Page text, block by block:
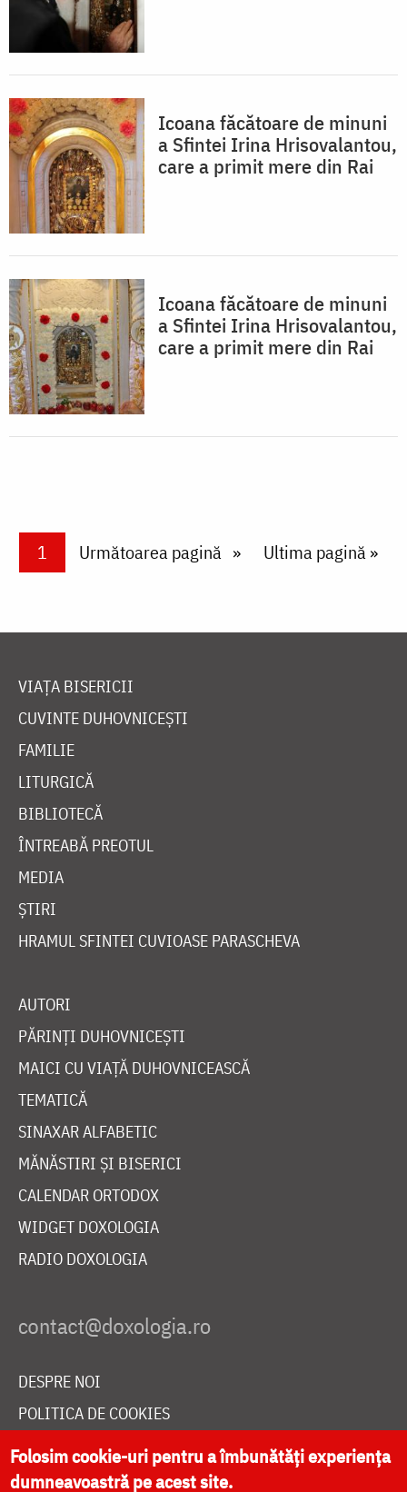
Icoana făcătoare de minuni
a Sfintei Irina Hrisovalantou,
care a primit mere din Rai
Icoana făcătoare de minuni
a Sfintei Irina Hrisovalantou,
care a primit mere din Rai
PaginareCurrent page
1 Next page
Următoarea pagină Last page
Ultima pagină »
VIAȚA BISERICII
CUVINTE DUHOVNICEȘTI
FAMILIE
LITURGICĂ
BIBLIOTECĂ
ÎNTREABĂ PREOTUL
MEDIA
ȘTIRI
HRAMUL SFINTEI CUVIOASE PARASCHEVA
AUTORI
PĂRINȚI DUHOVNICEȘTI
MAICI CU VIAȚĂ DUHOVNICEASCĂ
TEMATICĂ
SINAXAR ALFABETIC
MĂNĂSTIRI ȘI BISERICI
CALENDAR ORTODOX
WIDGET DOXOLOGIA
RADIO DOXOLOGIA
DESPRE NOI
POLITICA DE COOKIES
DONEAZĂ ONLINE PENTRU CATEDRALA NAȚIONALĂ
Folosim cookie-uri pentru a îmbunătăți experiența
dumneavoastră pe acest site.